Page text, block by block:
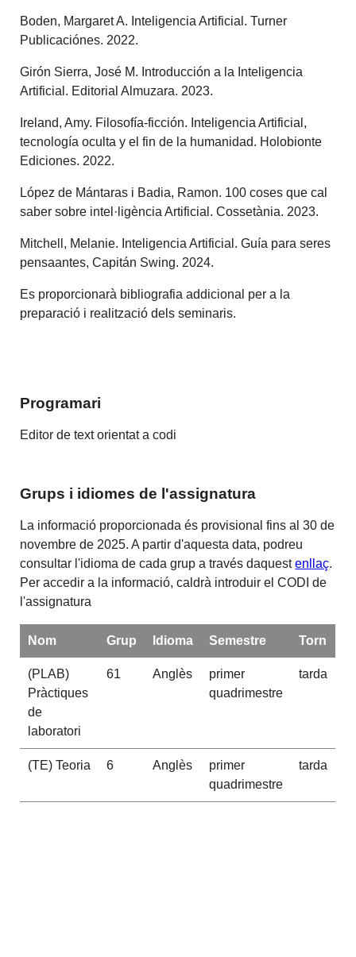
Boden, Margaret A. Inteligencia Artificial. Turner
Publicaciónes. 2022.
Girón Sierra, José M. Introducción a la Inteligencia
Artificial. Editorial Almuzara. 2023.
Ireland, Amy. Filosofía-ficción. Inteligencia Artificial,
tecnología oculta y el fin de la humanidad. Holobionte
Ediciones. 2022.
López de Mántaras i Badia, Ramon. 100 coses que cal
saber sobre intel·ligència Artificial. Cossetània. 2023.
Mitchell, Melanie. Inteligencia Artificial. Guía para seres
pensaantes, Capitán Swing. 2024.
Es proporcionarà bibliografia addicional per a la
preparació i realització dels seminaris.
Programari
Editor de text orientat a codi
Grups i idiomes de l'assignatura
La informació proporcionada és provisional fins al 30 de
novembre de 2025. A partir d'aquesta data, podreu
consultar l'idioma de cada grup a través daquestenllaç.
Per accedir a la informació, caldrà introduir el CODI de
l'assignatura
Nom Grup Idioma Semestre Torn
(PLAB)
Pràctiques
de
laboratori
61 Anglès
primer
quadrimestre
tarda
(TE) Teoria 6 Anglès
primer
quadrimestre
tarda